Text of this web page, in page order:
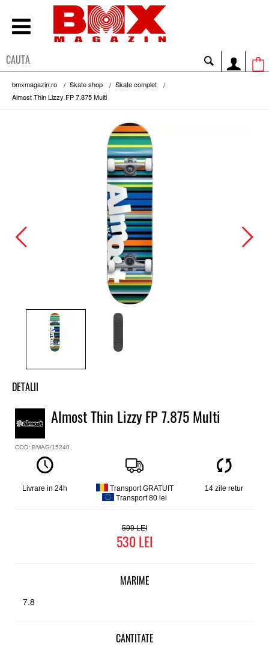
bmxmagazin.ro Skate shop
Skate complet
Almost Thin Lizzy FP 7.875 Multi
DETALII
Skate complet Almost
Model
Thin Lizzy First Push Complete
Placa skate
Almost Thin Lizzy 7.875
Constructie placa
7 straturi de artar canadian, medium concave
Almost Thin Lizzy FP 7.875 Multi
COD: BMAG/15240
Livrare in 24h
Transport GRATUIT
Transport 80 lei
14 zile retur
599
530
MARIME
7.8
CANTITATE